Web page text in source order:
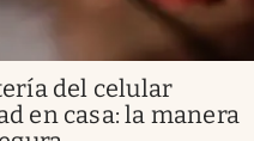
del celular
en casa: la manera